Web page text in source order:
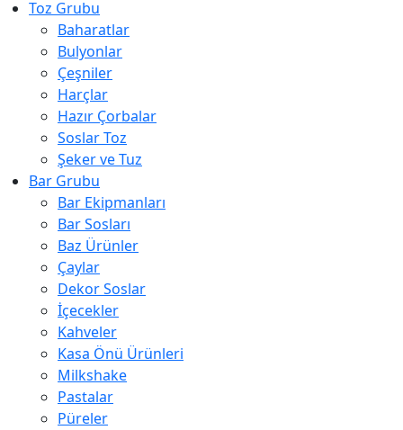
Toz Grubu
Baharatlar
Bulyonlar
Çeşniler
Harçlar
Hazır Çorbalar
Soslar Toz
Şeker ve Tuz
Bar Grubu
Bar Ekipmanları
Bar Sosları
Baz Ürünler
Çaylar
Dekor Soslar
İçecekler
Kahveler
Kasa Önü Ürünleri
Milkshake
Pastalar
Püreler